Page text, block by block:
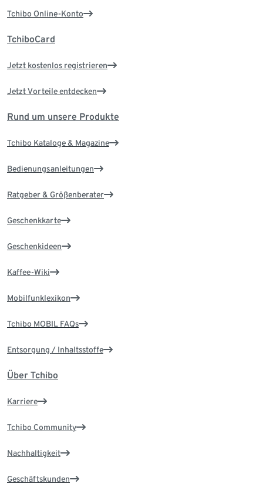
Tchibo Online-Konto
TchiboCard
Jetzt kostenlos registrieren
Jetzt Vorteile entdecken
Rund um unsere Produkte
Tchibo Kataloge & Magazine
Bedienungsanleitungen
Ratgeber & Größenberater
Geschenkkarte
Geschenkideen
Kaffee-Wiki
Mobilfunklexikon
Tchibo MOBIL FAQs
Entsorgung / Inhaltsstoffe
Über Tchibo
Karriere
Tchibo Community
Nachhaltigkeit
Geschäftskunden